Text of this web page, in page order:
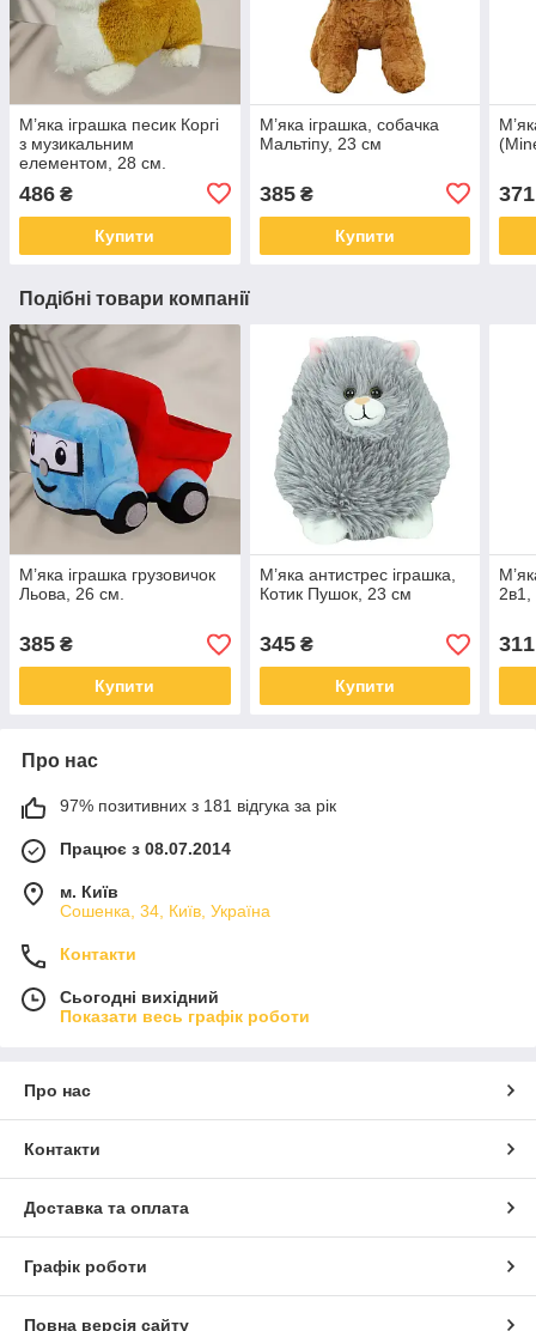
М’яка іграшка песик Коргі
з музикальним
елементом, 28 см.
486 ₴
Купити
М’яка іграшка, собачка
Мальтіпу, 23 см
385₴
Купити
371
Подібні товари компанії
М’яка іграшка грузовичок
Льова, 26 см.
385 ₴
Купити
М’яка антистрес іграшка,
Котик Пушок, 23 см
345₴
Купити
311
Про нас
97% позитивних з 181 відгука за рік
Працює з 08.07.2014
м. Київ
Сошенка, 34, Київ, Україна
Контакти
Сьогодні вихідний
Показати весь графік роботи
Про нас
Контакти
Доставка та оплата
Графік роботи
Повна версія сайту